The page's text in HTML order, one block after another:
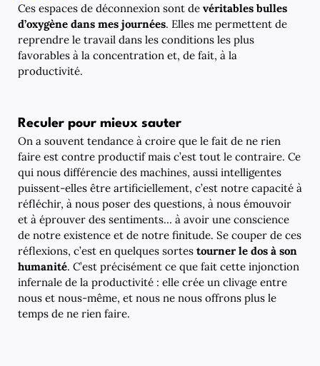
Ces espaces de déconnexion sont de véritables bulles
d’oxygène dans mes journées. Elles me permettent de
reprendre le travail dans les conditions les plus
favorables à la concentration et, de fait, à la
productivité.
Reculer pour mieux sauter
On a souvent tendance à croire que le fait de ne rien
faire est contre productif mais c’est tout le contraire. Ce
qui nous différencie des machines, aussi intelligentes
puissent-elles être artificiellement, c’est notre capacité à
réfléchir, à nous poser des questions, à nous émouvoir
et à éprouver des sentiments… à avoir une conscience
de notre existence et de notre finitude. Se couper de ces
réflexions, c’est en quelques sortes tourner le dos à son
humanité. C’est précisément ce que fait cette injonction
infernale de la productivité : elle crée un clivage entre
nous et nous-même, et nous ne nous offrons plus le
temps de ne rien faire.